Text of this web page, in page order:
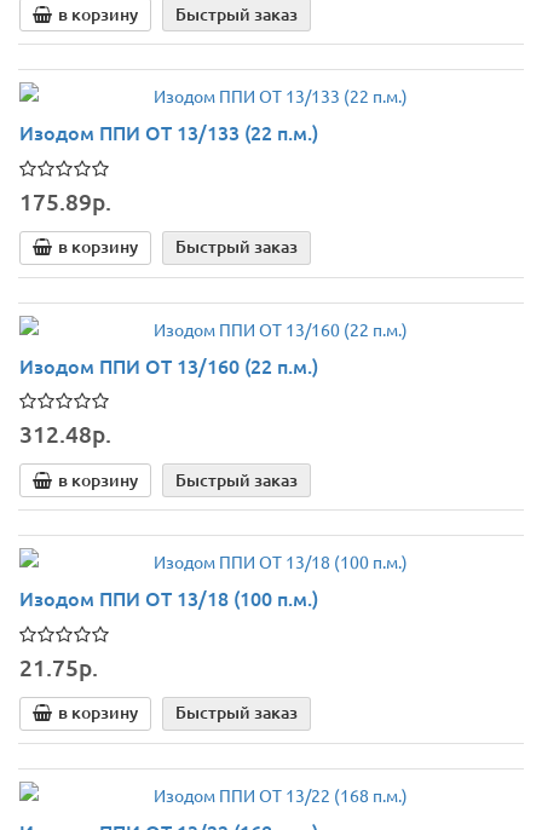
в корзину Быстрый заказ
Изодом ППИ ОТ 13/133 (22 п.м.)
175.89р.
в корзину Быстрый заказ
Изодом ППИ ОТ 13/160 (22 п.м.)
312.48р.
в корзину Быстрый заказ
Изодом ППИ ОТ 13/18 (100 п.м.)
21.75р.
в корзину Быстрый заказ